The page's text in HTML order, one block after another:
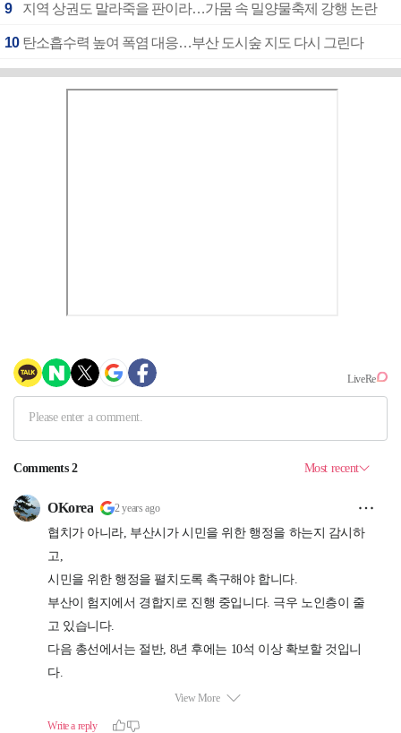
9 지역 상권도 말라죽을 판이라…가뭄 속 밀양물축제 강행 논란
10 탄소흡수력 높여 폭염 대응…부산 도시숲 지도 다시 그린다